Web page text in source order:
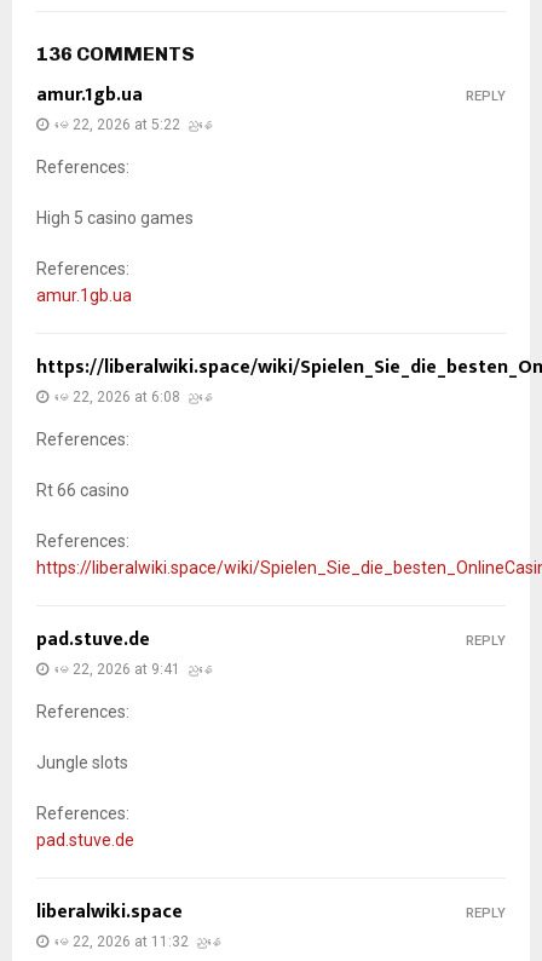
136 COMMENTS
amur.1gb.ua
မေ 22, 2026 at 5:22 ညနေ
References:
High 5 casino games
References:
amur.1gb.ua
REPLY
https://liberalwiki.space/wiki/
မေ 22, 2026 at 6:08 ညနေ
References:
Rt 66 casino
References:
https://liberalwiki.space/wiki/
pad.stuve.de
မေ 22, 2026 at 9:41 ညနေ
References:
Jungle slots
References:
pad.stuve.de
REPLY
liberalwiki.space
မေ 22, 2026 at 11:32 ညနေ
REPLY